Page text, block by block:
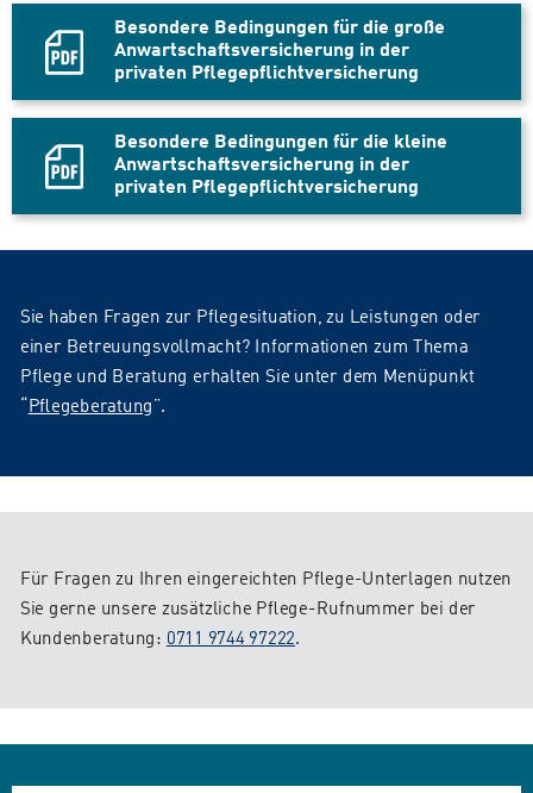
Besondere Bedingungen für die große
Anwartschaftsversicherung in der
privaten Pflegepflichtversicherung
PDF
Besondere Bedingungen für die kleine
Anwartschaftsversicherung in der
privaten Pflegepflichtversicherung
PDF
Sie haben Fragen zur Pflegesituation, zu Leistungen oder
einer Betreuungsvollmacht? Informationen zum Thema
Pflege und Beratung erhalten Sie unter dem Menüpunkt
Pflegeberatung”.
Für Fragen zu Ihren eingereichten Pflege-Unterlagen nutzen
Sie gerne unsere zusätzliche Pflege-Rufnummer bei der
Kundenberatung: 0711 9744 97222.